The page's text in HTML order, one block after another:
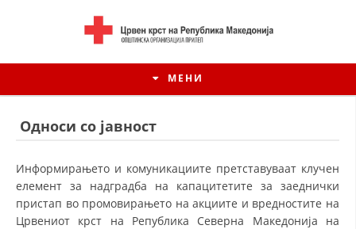
МЕНИ
Односи со јавност
Информирањето и комуникациите претставуваат клучен
елемент за надградба на капацитетите за заеднички
пристап во промовирањето на акциите и вредностите на
Црвениот крст на Република Северна Македонија на